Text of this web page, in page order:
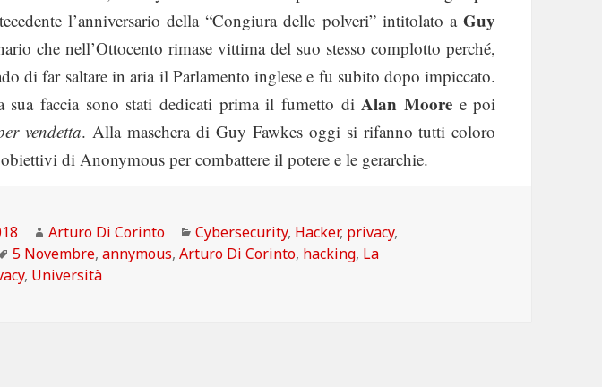
l’anniversario della “Congiura delle polveri” intitolato aGuy
che nell’Ottocento rimase vittima del suo stesso complotto perché,
di far saltare in aria il Parlamento inglese e fu subito dopo impiccato.
sua faccia sono stati dedicati prima il fumetto diAlan Moore e poi
vendetta. Alla maschera di Guy Fawkes oggi si rifanno tutti coloro
di Anonymous per combattere il potere e le gerarchie.
Autore
Arturo Di Corinto Categorie
Cybersecurity, Hacker, privacy,
Tag
5 Novembre,annymous,Arturo Di Corinto, hacking, La
, Università